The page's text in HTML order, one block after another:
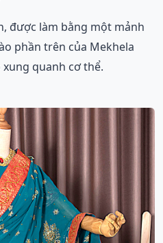
được làm bằng một mảnh
phần trên của Mekhela
quanh cơ thể.